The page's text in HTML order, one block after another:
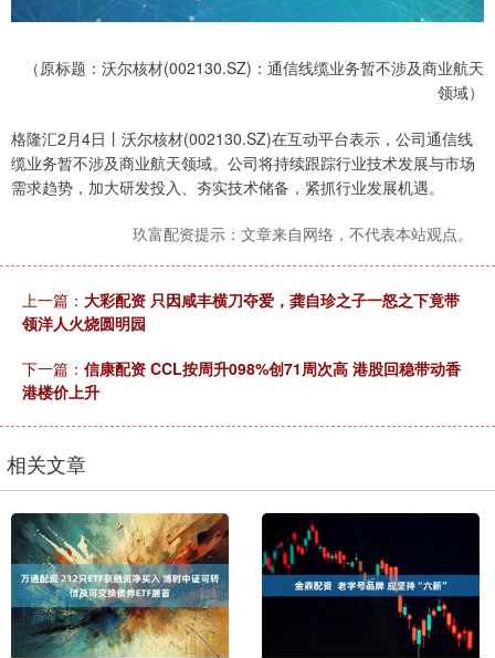
（原标题：沃尔核材(002130.SZ)：通信线缆业务暂不涉及商业航天
领域）
格隆汇2月4日丨沃尔核材(002130.SZ)在互动平台表示，公司通信线
缆业务暂不涉及商业航天领域。公司将持续跟踪行业技术发展与市场
需求趋势，加大研发投入、夯实技术储备，紧抓行业发展机遇。
玖富配资提示：文章来自网络，不代表本站观点。
上一篇： 大彩配资 只因咸丰横刀夺爱，龚自珍之子一怒之下竟带
领洋人火烧圆明园
下一篇： 信康配资 CCL按周升098%创71周次高 港股回稳带动香
港楼价上升
相关文章